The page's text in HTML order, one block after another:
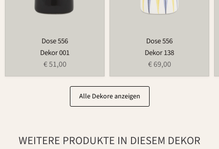
Dose 556
Dekor 001
€ 51,00
Dose 556
Dekor 138
€ 69,00
Alle Dekore anzeigen
WEITERE PRODUKTE IN DIESEM DEKOR